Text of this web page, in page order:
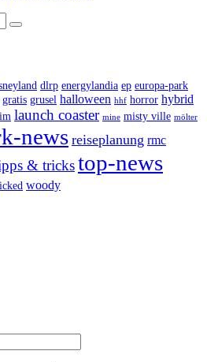
dlrp energylandia ep europa-park
gratis grusel halloween hhf horror hybrid
launch coaster mine misty ville mölter
news reiseplanung rmc
& trickstop-news
woody